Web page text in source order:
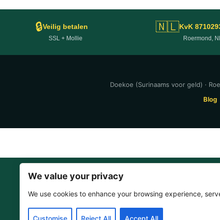
We value your privacy
We use cookies to enhance your browsing experience,
Customise Reject All Accept All
🔒Veilig betalen
SSL + Mollie
🇳🇱KvK
Roermond,
Doekoe (Surinaams voor geld) ·
Blog